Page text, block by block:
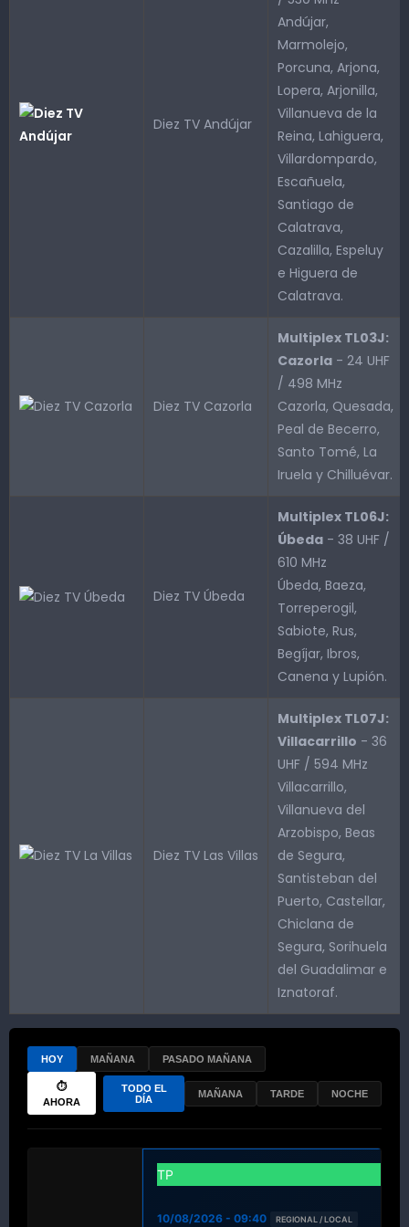
Diez TV Andújar
Andújar,
Marmolejo,
Porcuna, Arjona,
Lopera, Arjonilla,
Villanueva de la
Reina, Lahiguera,
Villardompardo,
Escañuela,
Santiago de
Calatrava,
Cazalilla, Espeluy
e Higuera de
Calatrava.
Diez TV Cazorla
Multiplex TL03J:
Cazorla - 24 UHF
/ 498 MHz
Cazorla, Quesada,
Peal de Becerro,
Santo Tomé, La
Iruela y Chilluévar.
Diez TV Úbeda
Multiplex TL06J:
Úbeda - 38 UHF /
610 MHz
Úbeda, Baeza,
Torreperogil,
Sabiote, Rus,
Begíjar, Ibros,
Canena y Lupión.
Diez TV Las Villas
Multiplex TL07J:
Villacarrillo - 36
UHF / 594 MHz
Villacarrillo,
Villanueva del
Arzobispo, Beas
de Segura,
Santisteban del
Puerto, Castellar,
Chiclana de
Segura, Sorihuela
del Guadalimar e
Iznatoraf.
HOY MAÑANA PASADO MAÑANA
⏱
AHORA
TODO EL
DÍA
MAÑANA TARDE NOCHE
TP
10/08/2026 - 09:40 REGIONAL / LOCAL